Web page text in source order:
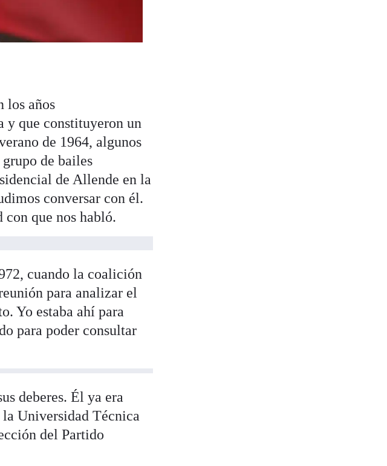
los años
y que constituyeron un
de 1964, algunos
de bailes
de Allende en la
conversar con él.
que nos habló.
cuando la coalición
para analizar el
Yo estaba ahí para
para poder consultar
deberes. Él ya era
Universidad Técnica
del Partido